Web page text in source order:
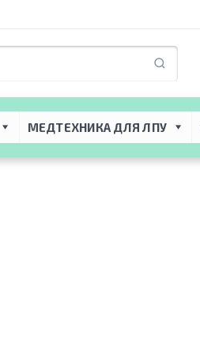
МЕДТЕХНИКА ДЛЯ ЛПУ
Тумбочки прикроватные